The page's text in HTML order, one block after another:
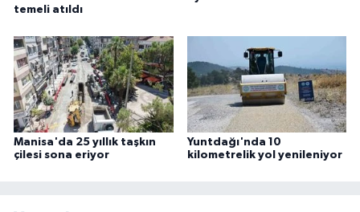
temeli atıldı
Manisa'da 25 yıllık taşkın
çilesi sona eriyor
Yuntdağı'nda 10
kilometrelik yol yenileniyor